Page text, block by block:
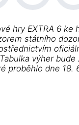
hry EXTRA 6 ke
státního
výher
proběhlo dne